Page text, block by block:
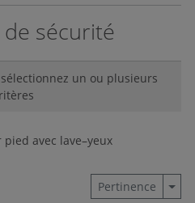
sécurité
un ou plusieurs
avec lave–yeux
Pertinence